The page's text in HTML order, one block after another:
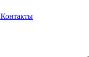
Контакты